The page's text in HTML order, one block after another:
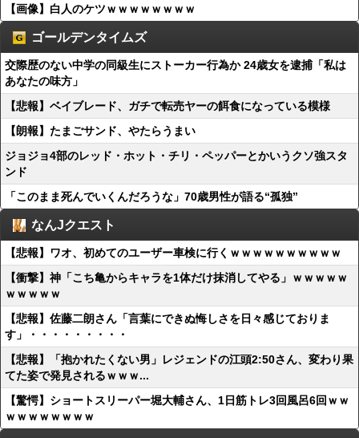
【画像】白人のケツｗｗｗｗｗｗｗｗ
ゴールデンタイムズ
交際歴のない中学の同級生にストーカー行為か 24歳女を逮捕「私は
あなたの味方」
【悲報】ベイブレード、ガチで転売ヤーの餌食になっている模様
【朗報】たまごサンド、やたらうまい
ジョジョ4部のレッド・ホット・チリ・ペッパーとかいうクソ強スタ
ンド
「このまま死んでいくんだろうな」70歳男性が語る“孤独”
なんJクエスト
【悲報】ワオ、初めてのユーザー車検に行くｗｗｗｗｗｗｗｗｗｗ
【衝撃】神「こち亀からキャラを1体だけ抹消してやる」ｗｗｗｗｗ
ｗｗｗｗｗ
【悲報】佐藤二朗さん「言葉にできぬ悔しさを日々感じておりま
す」・・・・・・・・・
【悲報】「抱かれたくない男」レジェンドの江頭2:50さん、変わり果
てた姿で発見されるｗｗｗ...
【驚愕】ショートスリーパー堀大輔さん、1日筋トレ3回風呂6回ｗｗ
ｗｗｗｗｗｗｗｗ